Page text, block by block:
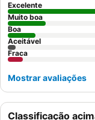
Classificação
Excelente
Muito boa
Boa
Aceitável
Fraca
Mostrar avaliações